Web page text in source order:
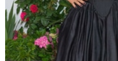
Wir verwenden Cookies, um
personalisieren, Funktionen
zu können und die Zugriffe
analysieren. Außerdem
Verwendung unserer